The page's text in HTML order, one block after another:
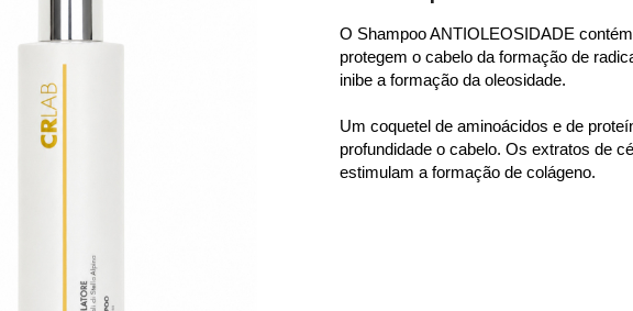
O Shampoo ANTIOLEOSIDADE
protegem o cabelo da formação de
inibe a formação da oleosidade.
Um coquetel de aminoácidos e de
profundidade o cabelo. Os extratos de
estimulam a formação de colágeno.